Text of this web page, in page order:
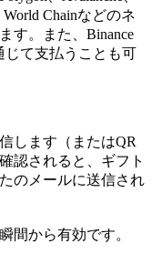
Chainなどのネ
す。また、Binance
じて支払うことも可
します（またはQR
認されると、ギフト
のメールに送信され
間から有効です。